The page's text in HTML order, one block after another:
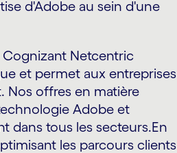
d'Adobe au sein d'une
Cognizant Netcentric
et permet aux entreprises
Nos offres en matière
Adobe et
dans tous les secteurs.En
les parcours clients